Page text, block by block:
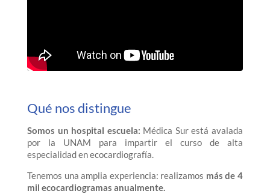
Qué nos distingue
Somos un hospital escuela: Médica Sur está avalada
por la UNAM para impartir el curso de alta
especialidad en ecocardiografía.
Tenemos una amplia experiencia: realizamos más de 4
mil ecocardiogramas anualmente.